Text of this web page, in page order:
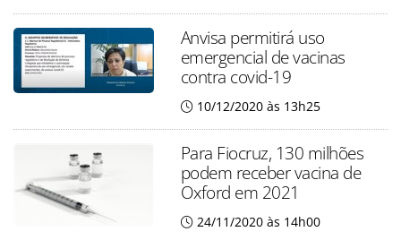
Anvisa permitirá uso
emergencial de vacinas
contra covid-19
10/12/2020 às 13h25
Para Fiocruz, 130 milhões
podem receber vacina de
Oxford em 2021
24/11/2020 às 14h00